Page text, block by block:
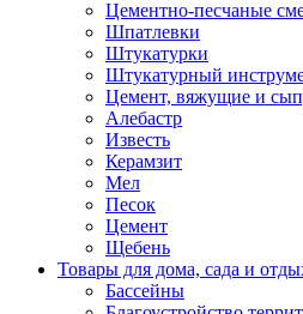
Цементно-песчаные
Шпатлевки
Штукатурки
Штукатурный
Цемент, вяжущие и
Алебастр
Известь
Керамзит
Мел
Песок
Цемент
Щебень
Товары для дома, сада и
Бассейны